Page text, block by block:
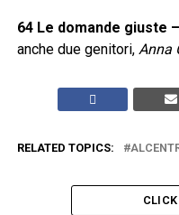
64 Le domande giuste –
anche due genitori, Anna
RELATED TOPICS: